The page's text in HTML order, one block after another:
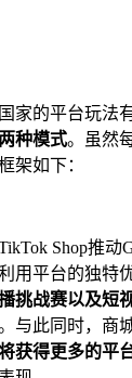
家的平台玩法
种模式。虽然
架如下：
Shop推动
用平台的独特
挑战赛以及短
与此同时，商
获得更多的平